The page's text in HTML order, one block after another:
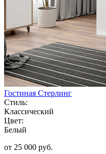
Гостиная Стерлинг
Стиль:
Классический
Цвет:
Белый
от 25 000 руб.